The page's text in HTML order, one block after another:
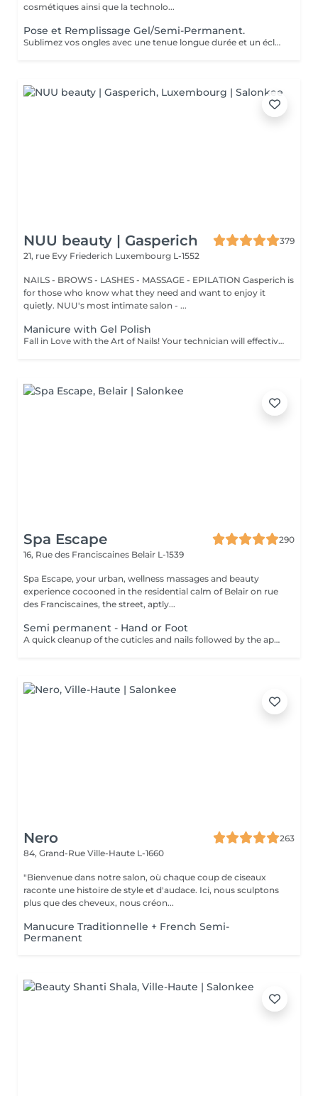
cosmétiques ainsi que la technolo...
Pose et Remplissage Gel/Semi-Permanent.
Sublimez vos ongles avec une tenue longue durée et un éclat impeccable. Offrez-vous des mains toujours parfaites sans effort !
NUU beauty | Gasperich
379
21, rue Evy Friederich Luxembourg L-1552
NAILS - BROWS - LASHES - MASSAGE - EPILATION Gasperich is
for those who know what they need and want to enjoy it
quietly. NUU's most intimate salon - ...
Manicure with Gel Polish
Fall in Love with the Art of Nails! Your technician will effectively remove dead skin cells, shape and file nails, and buff the outer surface. Semi-permanent (gel) polish is applied. It looks like regular nail polish, but stays on your nails much longer. Fantastic, isn't it? It is drying in a led lamp and lasts for weeks. Our masters do edged, hardware, or combined manicure. How is manicure with semi-permanent nail polish done? - removal of an old semi-permanent (gel) if needed - rough skin is removed - the shape of the nail plate is corrected - the cuticle and side ridges are corrected - semi-permanent (gel) polish is applied - cuticle oil and hand cream are applied *Please note that if semipermanent nail polish without manicure is chosen, rough skin, cuticle and side ridges won't be removed. Age restrictions: recommended to do from 16 years. Post procedure recommendations: there are no post recommendations for this procedure. Frequency: once in 3 weeks.
Spa Escape
290
16, Rue des Franciscaines Belair L-1539
Spa Escape, your urban, wellness massages and beauty
experience cocooned in the residential calm of Belair on rue
des Franciscaines, the street, aptly...
Semi permanent - Hand or Foot
A quick cleanup of the cuticles and nails followed by the application of a semi-permanent nail varnish of your choice.
Nero
263
84, Grand-Rue Ville-Haute L-1660
"Bienvenue dans notre salon, où chaque coup de ciseaux
raconte une histoire de style et d'audace. Ici, nous sculptons
plus que des cheveux, nous créon...
Manucure Traditionnelle + French Semi-
Permanent